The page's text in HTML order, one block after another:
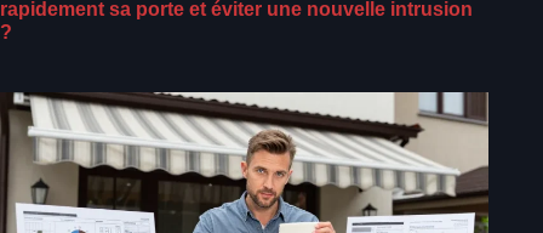
rapidement sa porte et éviter une nouvelle intrusion
?